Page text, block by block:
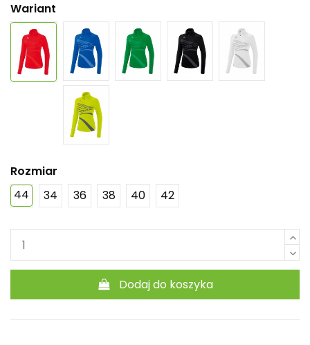
Wariant
Rozmiar
44
34 36 38 40 42
Dodaj do koszyka